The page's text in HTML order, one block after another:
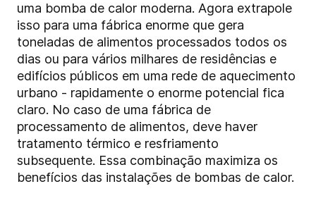
uma bomba de calor moderna. Agora extrapole
isso para uma fábrica enorme que gera
toneladas de alimentos processados todos os
dias ou para vários milhares de residências e
edifícios públicos em uma rede de aquecimento
urbano - rapidamente o enorme potencial fica
claro. No caso de uma fábrica de
processamento de alimentos, deve haver
tratamento térmico e resfriamento
subsequente. Essa combinação maximiza os
benefícios das instalações de bombas de calor.